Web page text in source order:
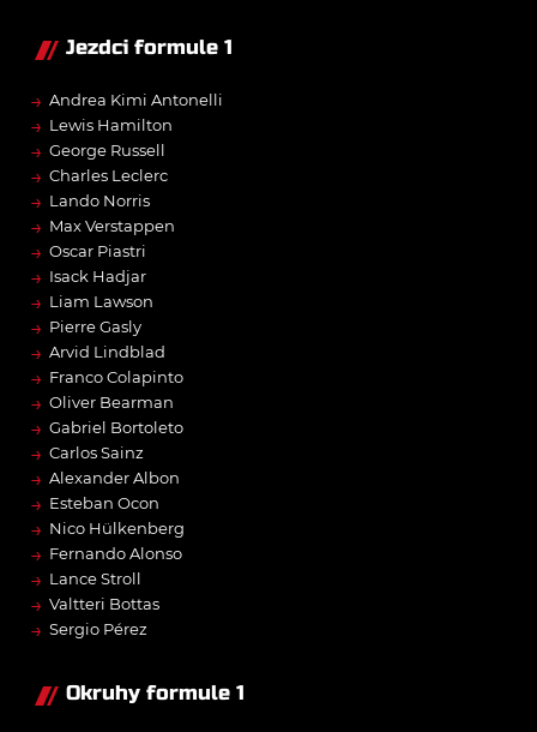
Jezdci formule 1
→ Andrea Kimi Antonelli
→ Lewis Hamilton
→ George Russell
→ Charles Leclerc
→ Lando Norris
→ Max Verstappen
→ Oscar Piastri
→ Isack Hadjar
→ Liam Lawson
→ Pierre Gasly
→ Arvid Lindblad
→ Franco Colapinto
→ Oliver Bearman
→ Gabriel Bortoleto
→ Carlos Sainz
→ Alexander Albon
→ Esteban Ocon
→ Nico Hülkenberg
→ Fernando Alonso
→ Lance Stroll
→ Valtteri Bottas
→ Sergio Pérez
Okruhy formule 1